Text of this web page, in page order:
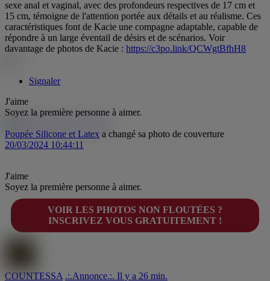
sexe anal et vaginal, avec des profondeurs respectives de 17 cm et
15 cm, témoigne de l'attention portée aux détails et au réalisme. Ces
caractéristiques font de Kacie une compagne adaptable, capable de
répondre à un large éventail de désirs et de scénarios. Voir
davantage de photos de Kacie : https://c3po.link/QCWgtBfhH8
Signaler
J'aime
Soyez la première personne à aimer.
Poupée Silicone et Latex a changé sa photo de couverture
20/03/2024 10:44:11
J'aime
Soyez la première personne à aimer.
VOIR LES PHOTOS NON FLOUTÉES ?
INSCRIVEZ VOUS GRATUITEMENT !
COUNTESSA .:.Annonce.:. Il y a 26 min.